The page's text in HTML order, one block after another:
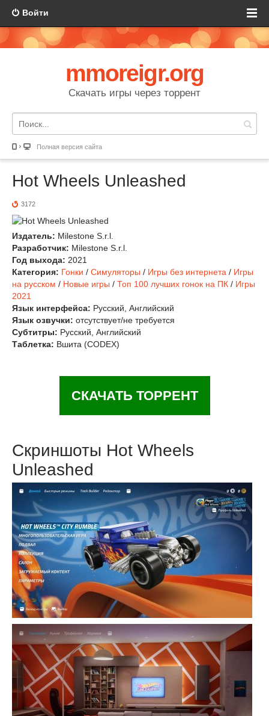
Войти
mmoreigr.org
Скачать игры через торрент
Полная версия сайта
Hot Wheels Unleashed
3172
Издатель: Milestone S.r.l.
Разработчик: Milestone S.r.l.
Год выхода: 2021
Категория: Гонки / Симуляторы / Игры без интернета / Игры
на русском / Новые игры / Топ 100 лучших гонок на ПК / Игры
2021
Язык интерфейса: Русский, Английский
Язык озвучки: отсутствует/не требуется
Субтитры: Русский, Английский
Таблетка: Вшита (CODEX)
СКАЧАТЬ ТОРРЕНТ
Скриншоты Hot Wheels
Unleashed